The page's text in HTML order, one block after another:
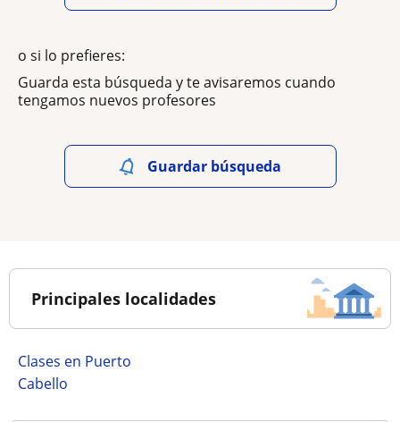
o si lo prefieres:
Guarda esta búsqueda y te avisaremos cuando
tengamos nuevos profesores
Guardar búsqueda
Principales localidades
Clases en Puerto
Cabello